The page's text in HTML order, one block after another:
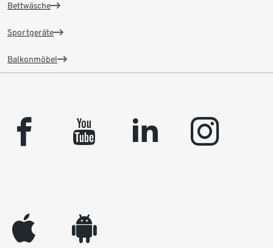
Bettwäsche
Sportgeräte
Balkonmöbel
facebook youtube linkedin instagram
appleinc android